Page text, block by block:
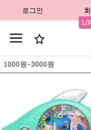
로그인
1000원~3000원